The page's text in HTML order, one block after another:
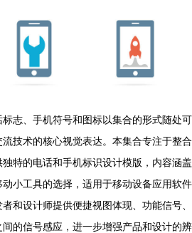
志、手机符号和图标以集合的形式随处可
技术的核心视觉表达。本集合专注于整合
特的电话和手机标识设计模版，内容涵盖
小工具的选择，适用于移动设备应用软件
和设计师提供便捷视图体现、功能信号、
的信号感应，进一步增强产品和设计的辨